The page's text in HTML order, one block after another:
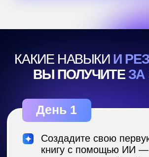
Это не просто мотивационный тренинг с